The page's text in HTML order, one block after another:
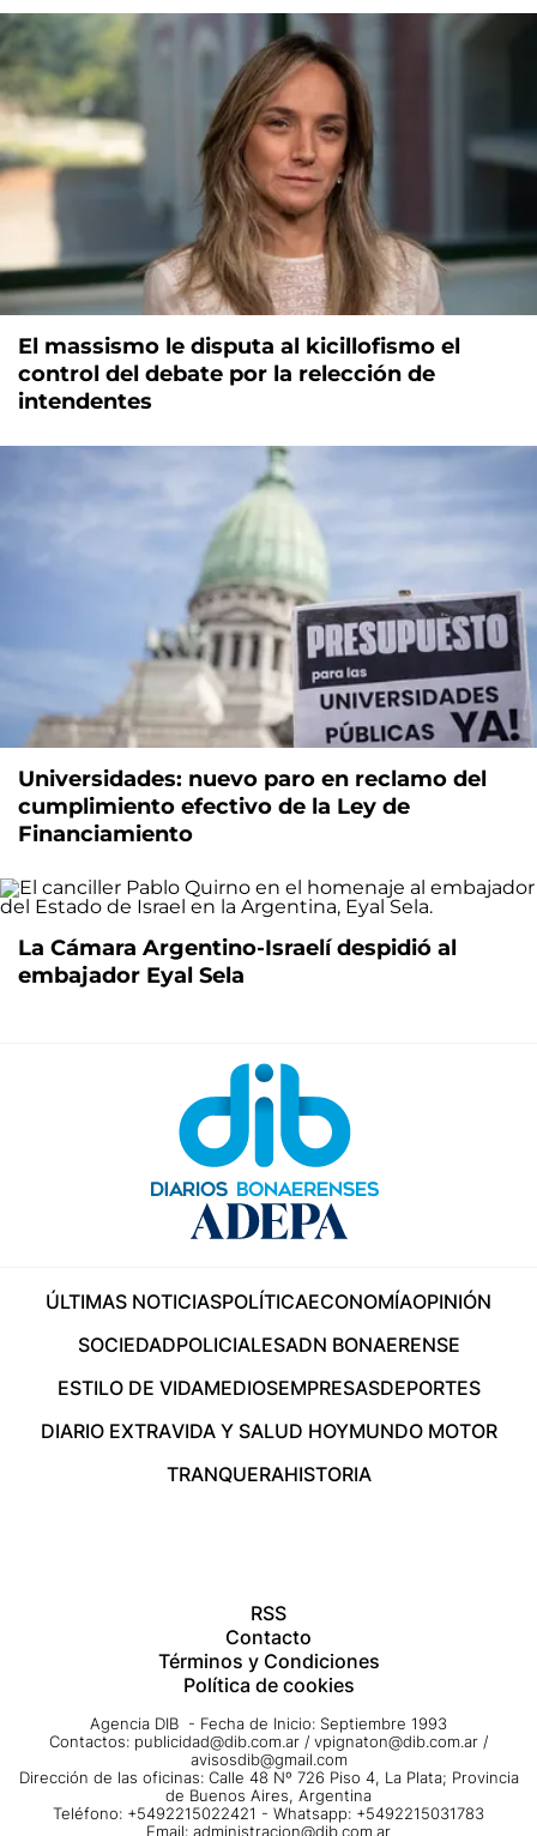
El massismo le disputa al kicillofismo el
control del debate por la relección de
intendentes
Universidades: nuevo paro en reclamo del
cumplimiento efectivo de la Ley de
Financiamiento
La Cámara Argentino-Israelí despidió al
embajador Eyal Sela
ÚLTIMAS NOTICIASPOLÍTICAECONOMÍAOPINIÓN
SOCIEDADPOLICIALESADN BONAERENSE
ESTILO DE VIDAMEDIOSEMPRESASDEPORTES
DIARIO EXTRAVIDA Y SALUD HOYMUNDO MOTOR
TRANQUERAHISTORIA
RSS
Contacto
Términos y Condiciones
Política de cookies
Agencia DIB - Fecha de Inicio: Septiembre 1993
Contactos: publicidad@dib.com.ar / vpignaton@dib.com.ar /
avisosdib@gmail.com
Dirección de las oficinas: Calle 48 Nº 726 Piso 4, La Plata; Provincia
de Buenos Aires, Argentina
Teléfono: +5492215022421 - Whatsapp: +5492215031783
Email: administracion@dib.com.ar